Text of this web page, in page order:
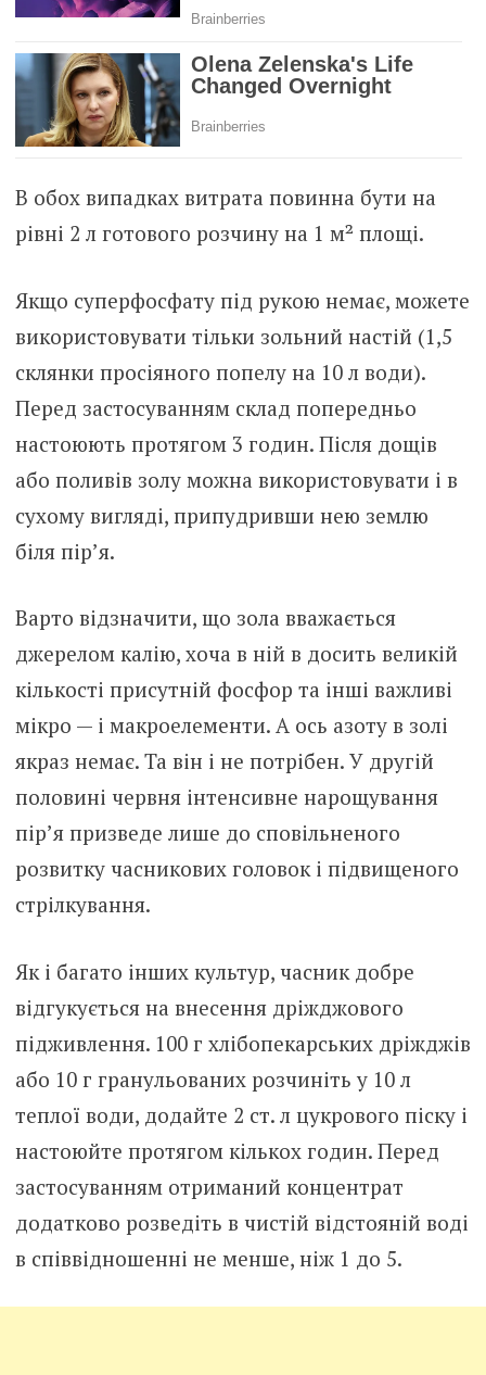
В обох випадках витрата повинна бути на
рівні 2 л готового розчину на 1 м² площі.
Якщо суперфосфату під рукою немає, можете
використовувати тільки зольний настій (1,5
склянки просіяного попелу на 10 л води).
Перед застосуванням склад попередньо
настоюють протягом 3 годин. Після дощів
або поливів золу можна використовувати і в
сухому вигляді, припудривши нею землю
біля пір’я.
Варто відзначити, що зола вважається
джерелом калію, хоча в ній в досить великій
кількості присутній фосфор та інші важливі
мікро — і макроелементи. А ось азоту в золі
якраз немає. Та він і не потрібен. У другій
половині червня інтенсивне нарощування
пір’я призведе лише до сповільненого
розвитку часникових головок і підвищеного
стрілкування.
Як і багато інших культур, часник добре
відгукується на внесення дріжджового
підживлення. 100 г хлібопекарських дріжджів
або 10 г гранульованих розчиніть у 10 л
теплої води, додайте 2 ст. л цукрового піску і
настоюйте протягом кількох годин. Перед
застосуванням отриманий концентрат
додатково розведіть в чистій відстояній воді
в співвідношенні не менше, ніж 1 до 5.